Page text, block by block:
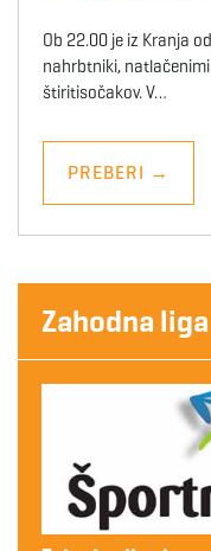
Ob 22.00 je iz Kranja
nahrbtniki,
štiritisočakov. V…
PREBERI →
Zahodna liga